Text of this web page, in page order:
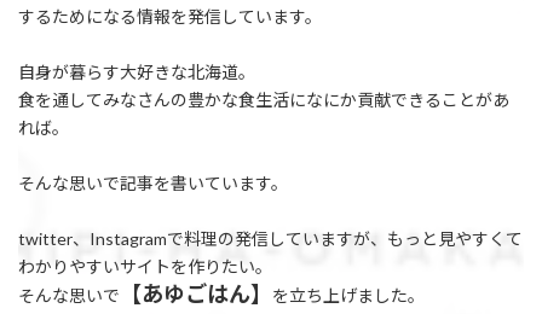
するためになる情報を発信しています。
自身が暮らす大好きな北海道。
食を通してみなさんの豊かな食生活になにか貢献できることがあ
れば。
そんな思いで記事を書いています。
twitter、Instagramで料理の発信していますが、もっと見やすくて
わかりやすいサイトを作りたい。
そんな思いで
【あゆごはん】 を立ち上げました。